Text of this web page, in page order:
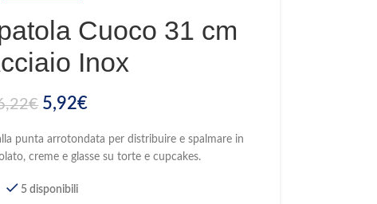
Cuoco 31 cm
Inox
€ 5,92€
punta arrotondata per distribuire e spalmare in
creme e glasse su torte e cupcakes.
5 disponibili